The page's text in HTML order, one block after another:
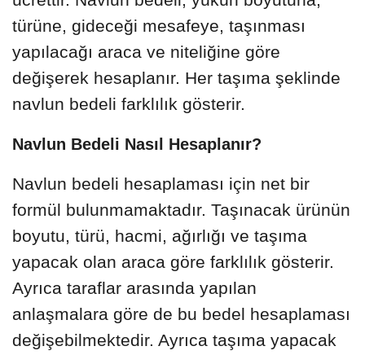
türüne, gideceği mesafeye, taşınması
yapılacağı araca ve niteliğine göre
değişerek hesaplanır. Her taşıma şeklinde
navlun bedeli farklılık gösterir.
Navlun Bedeli Nasıl Hesaplanır?
Navlun bedeli hesaplaması için net bir
formül bulunmamaktadır. Taşınacak ürünün
boyutu, türü, hacmi, ağırlığı ve taşıma
yapacak olan araca göre farklılık gösterir.
Ayrıca taraflar arasında yapılan
anlaşmalara göre de bu bedel hesaplaması
değişebilmektedir. Ayrıca taşıma yapacak